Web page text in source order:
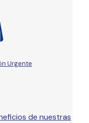
Urgente
de nuestras